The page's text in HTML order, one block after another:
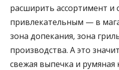
расширить ассортимент и
привлекательным — в
зона допекания, зона
производства. А это
свежая выпечка и румяная